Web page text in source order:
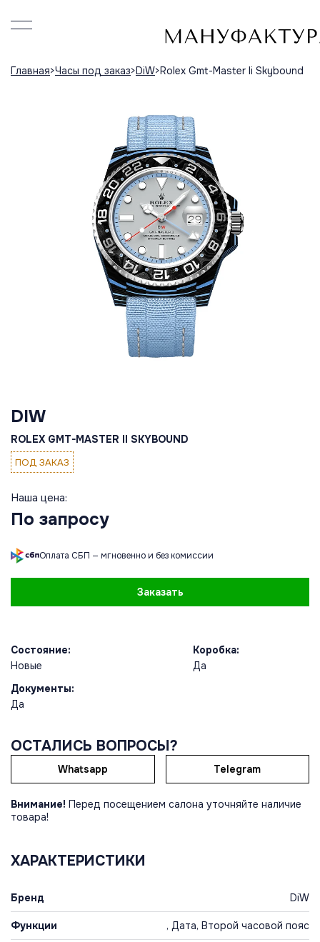
Главная Часы под заказ DiW Rolex Gmt-Master Ii Skybound
DIW
ROLEX GMT-MASTER II SKYBOUND
ПОД ЗАКАЗ
Наша цена:
По запросу
Оплата СБП — мгновенно и без комиссии
Заказать
Состояние:
Новые
Коробка:
Да
Документы:
Да
ОСТАЛИСЬ ВОПРОСЫ?
Whatsapp Telegram
Внимание! Перед посещением салона уточняйте наличие
товара!
ХАРАКТЕРИСТИКИ
Бренд DiW
Функции , Дата, Второй часовой пояс